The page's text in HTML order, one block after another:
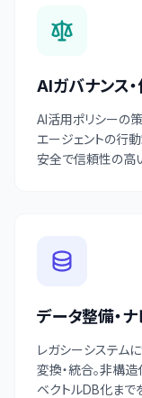
AIガバナンス
AI活用ポリシーの
エージェントの行
安全で信頼性の高
データ整備・
レガシーシステム
変換・統合。非構造
ベクトルDB化まで